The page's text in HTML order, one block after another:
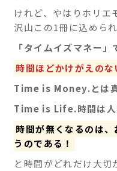
けれど、やはりホリエ
沢山この1冊に込めら
「タイムイズマネー
時間ほどかけがえのな
Time is Money.とは真
Time is Life.時間は人
時間が無くなるのは
うのである！
と時間がどれだけ大切